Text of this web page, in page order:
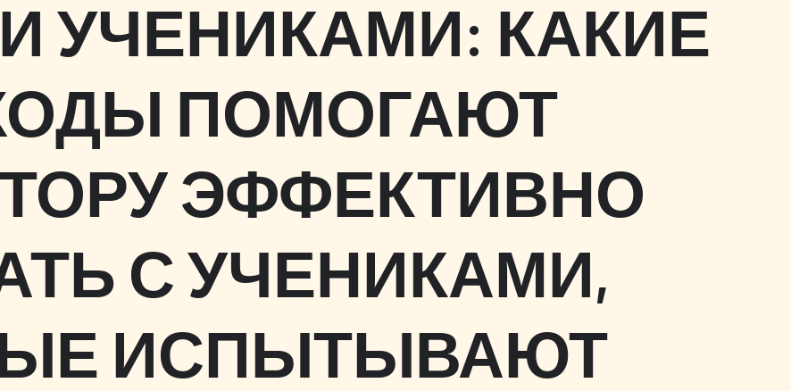
УЧЕНИКАМИ: КАКИЕ
ПОМОГАЮТ
ЭФФЕКТИВНО
С УЧЕНИКАМИ,
ИСПЫТЫВАЮТ